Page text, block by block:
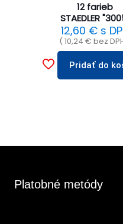
12 farieb
STAEDLER
12,60 €s
(10,24€ bez
Pridať do
Platobné metódy